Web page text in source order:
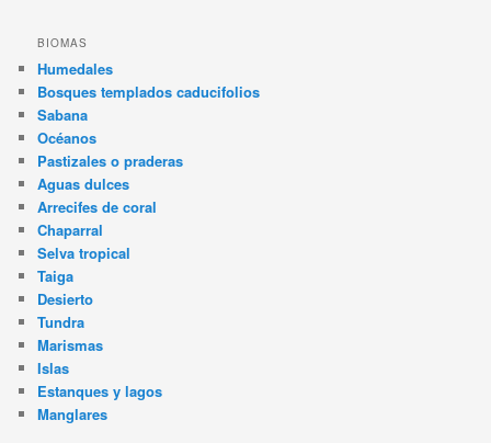
BIOMAS
Humedales
Bosques templados caducifolios
Sabana
Océanos
Pastizales o praderas
Aguas dulces
Arrecifes de coral
Chaparral
Selva tropical
Taiga
Desierto
Tundra
Marismas
Islas
Estanques y lagos
Manglares